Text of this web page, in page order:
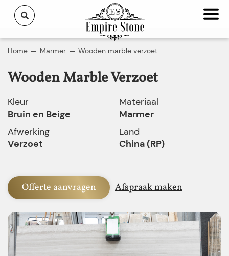
Home Marmer Wooden marble verzoet
Wooden Marble Verzoet
Kleur
Bruin en Beige
Afwerking
Verzoet
Materiaal
Marmer
Land
China (RP)
Offerte aanvragen Afspraak maken